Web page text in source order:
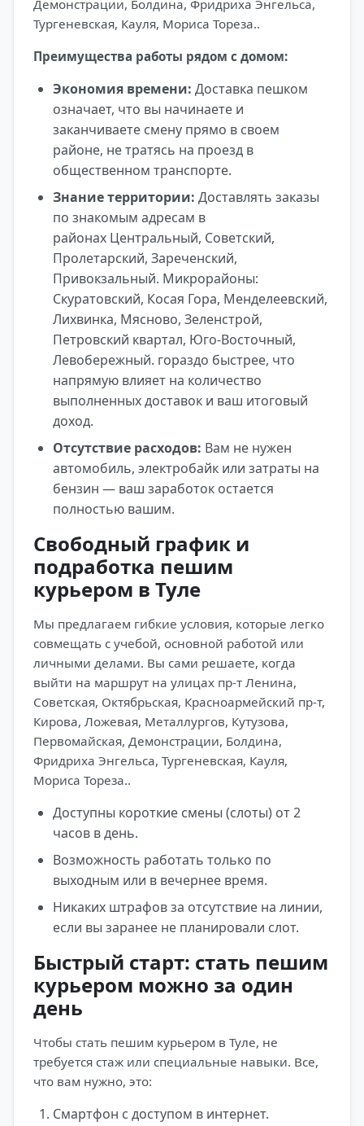
Демонстрации, Болдина, Фридриха Энгельса,
Тургеневская, Кауля, Мориса Тореза..
Преимущества работы рядом с домом:
Экономия времени: Доставка пешком
означает, что вы начинаете и
заканчиваете смену прямо в своем
районе, не тратясь на проезд в
общественном транспорте.
Знание территории: Доставлять заказы
по знакомым адресам в
районах Центральный, Советский,
Пролетарский, Зареченский,
Привокзальный. Микрорайоны:
Скуратовский, Косая Гора, Менделеевский,
Лихвинка, Мясново, Зеленстрой,
Петровский квартал, Юго-Восточный,
Левобережный. гораздо быстрее, что
напрямую влияет на количество
выполненных доставок и ваш итоговый
доход.
Отсутствие расходов: Вам не нужен
автомобиль, электробайк или затраты на
бензин — ваш заработок остается
полностью вашим.
Свободный график и
подработка пешим
курьером в Туле
Мы предлагаем гибкие условия, которые легко
совмещать с учебой, основной работой или
личными делами. Вы сами решаете, когда
выйти на маршрут на улицах пр-т Ленина,
Советская, Октябрьская, Красноармейский пр-т,
Кирова, Ложевая, Металлургов, Кутузова,
Первомайская, Демонстрации, Болдина,
Фридриха Энгельса, Тургеневская, Кауля,
Мориса Тореза..
Доступны короткие смены (слоты) от 2
часов в день.
Возможность работать только по
выходным или в вечернее время.
Никаких штрафов за отсутствие на линии,
если вы заранее не планировали слот.
Быстрый старт: стать пешим
курьером можно за один
день
Чтобы стать пешим курьером в Туле, не
требуется стаж или специальные навыки. Все,
что вам нужно, это:
Смартфон с доступом в интернет.